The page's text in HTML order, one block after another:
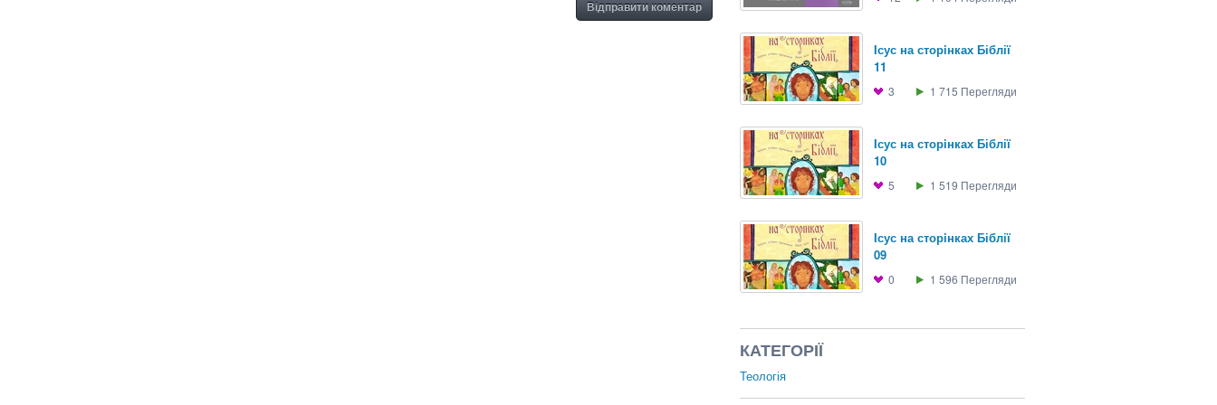
Відправити коментар
Iсус на сторiнках Біблії
11
3 1 715 Перегляди
Iсус на сторiнках Біблії
10
5 1 519 Перегляди
Iсус на сторiнках Біблії
09
0 1 596 Перегляди
КАТЕГОРІЇ
Теологія